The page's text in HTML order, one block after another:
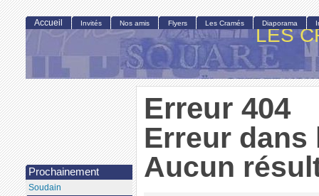
LES
Erreur 404
Erreur dans
Aucun
Accueil Invités Nos amis Flyers Les Cramés Diaporama
Prochainement
Soudain